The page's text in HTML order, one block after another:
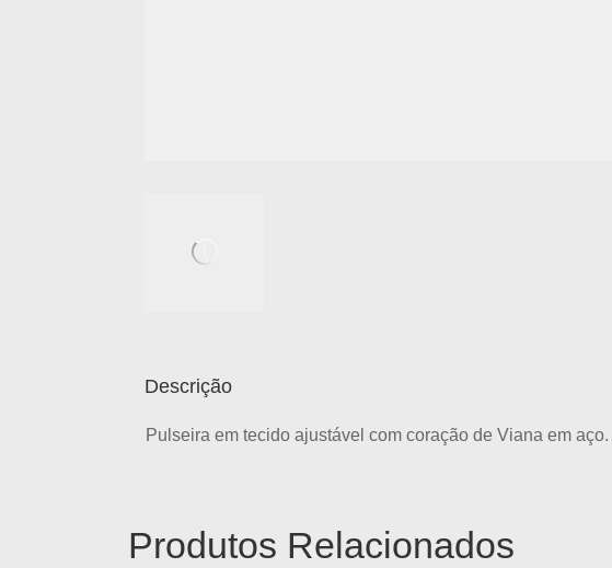
Descrição
Pulseira em tecido ajustável com coração de Viana em aço.
Produtos Relacionados